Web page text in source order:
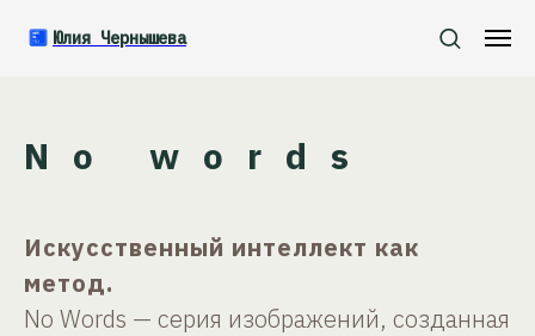
Юлия Чернышева
No words
Искусственный интеллект как
метод.
No Words — серия изображений, созданная